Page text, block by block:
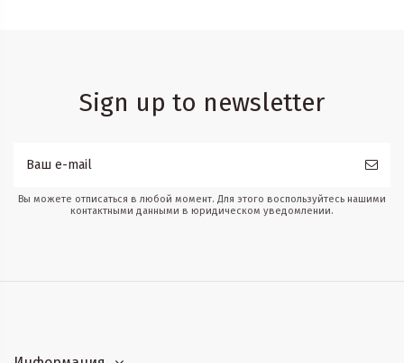
Sign up to newsletter
Вы можете отписаться в любой момент. Для этого воспользуйтесь нашими
контактными данными в юридическом уведомлении.